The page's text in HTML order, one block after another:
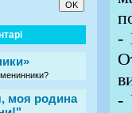
моя родина
-
-